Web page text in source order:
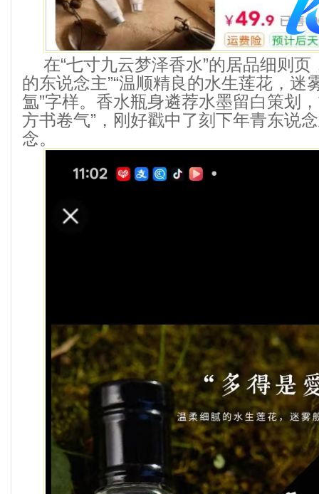
在“七寸九云梦泽香水”的居品细则页
的东说念主”“温顺精良的水生莲花，迷
氲”字样。香水瓶身遴荐水墨留白策划
方书卷气”，刚好戳中了刻下年青东说
念。